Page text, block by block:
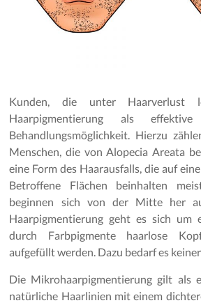
Kunden, die unter Haarverlust
Haarpigmentierung als
Behandlungsmöglichkeit. Hierzu
Menschen, die von Alopecia Areata
eine Form des Haarausfalls, die auf
Betroffene Flächen beinhalten
beginnen sich von der Mitte her
Haarpigmentierung geht es sich um
durch Farbpigmente haarlose
aufgefüllt werden. Dazu bedarf es
Die Mikrohaarpigmentierung gilt als
natürliche Haarlinien mit einem